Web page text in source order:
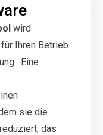
wird
Ihren Betrieb
Eine
sie die
das